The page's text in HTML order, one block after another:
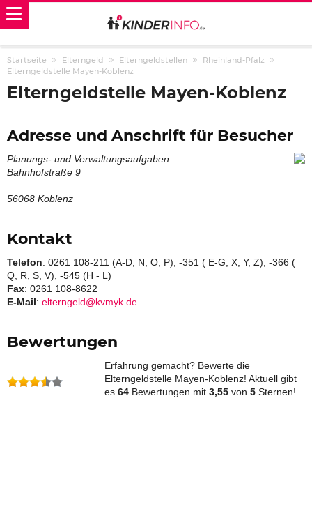
Startseite Elterngeld Elterngeldstellen
Rheinland-Pfalz
Elterngeldstelle Mayen-Koblenz
Elterngeldstelle Mayen-Koblenz
Adresse und Anschrift für Besucher
Planungs- und Verwaltungsaufgaben
Bahnhofstraße 9
56068 Koblenz
Kontakt
Telefon: 0261 108-211 (A-D, N, O, P), -351 ( E-G, X, Y, Z), -366 (
Q, R, S, V), -545 (H - L)
Fax: 0261 108-8622
E-Mail: elterngeld­@kvmyk.de
Bewertungen
Erfahrung gemacht? Bewerte die
Elterngeldstelle Mayen-Koblenz! Aktuell gibt
es 64 Bewertungen mit 3,55 von 5 Sternen!